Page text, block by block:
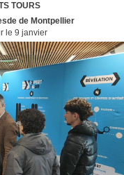
TOURS
de Montpellier
le 9 janvier